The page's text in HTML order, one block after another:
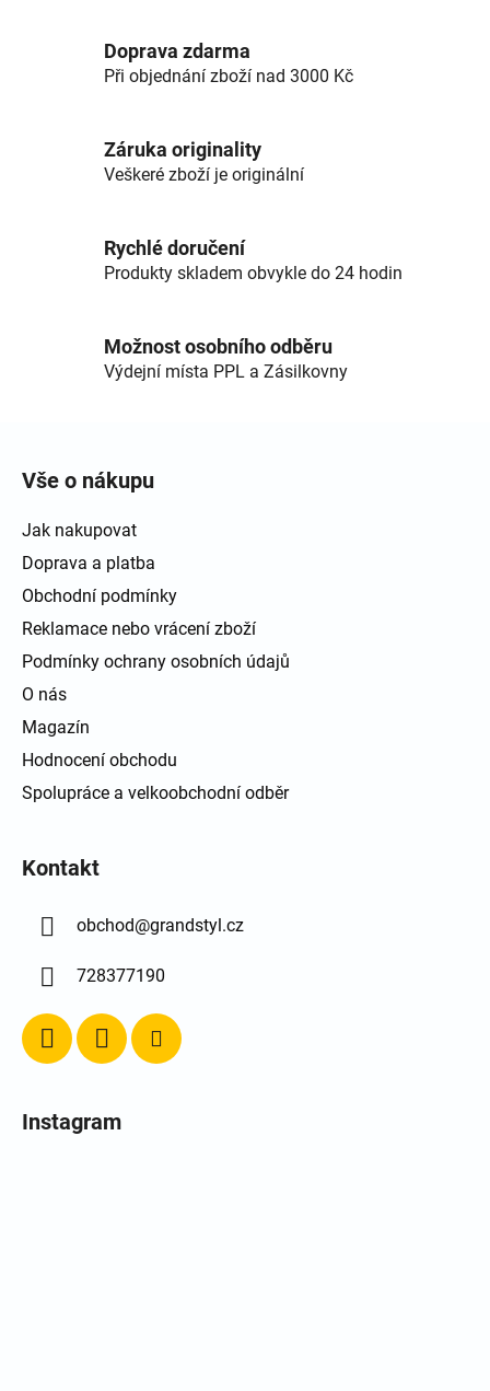
Doprava zdarma
Při objednání zboží nad 3000 Kč
Záruka originality
Veškeré zboží je originální
Rychlé doručení
Produkty skladem obvykle do 24 hodin
Možnost osobního odběru
Výdejní místa PPL a Zásilkovny
Vše o nákupu
Jak nakupovat
Doprava a platba
Obchodní podmínky
Reklamace nebo vrácení zboží
Podmínky ochrany osobních údajů
O nás
Magazín
Hodnocení obchodu
Spolupráce a velkoobchodní odběr
Kontakt
obchod@grandstyl.cz
728377190
Instagram